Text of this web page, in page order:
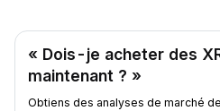
« Dois-je acheter des
maintenant ? »
Obtiens des analyses de marché